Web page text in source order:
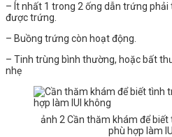
– Ít nhất 1 trong 2 ống dẫn trứng
được trứng.
– Buồng trứng còn hoạt động.
– Tinh trùng bình thường, hoặc bất
nhẹ
ảnh 2 Cần thăm khám để
phù hợp làm